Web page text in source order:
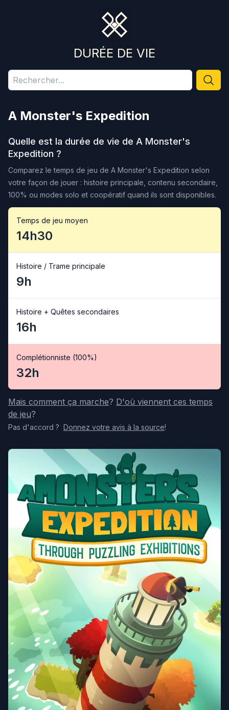
DURÉE DE VIE
A Monster's Expedition
Quelle est la durée de vie de A Monster's
Expedition ?
Comparez le temps de jeu de A Monster's Expedition selon
votre façon de jouer : histoire principale, contenu secondaire,
100% ou modes solo et coopératif quand ils sont disponibles.
Temps de jeu moyen
14h30
Histoire / Trame principale
9h
Histoire + Quêtes secondaires
16h
Complétionniste (100%)
32h
Mais comment ça marche? D'où viennent ces temps
de jeu?
Pas d'accord ? Donnez votre avis à la source!